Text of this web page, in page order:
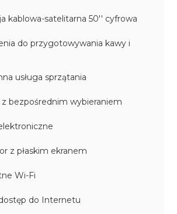
kablowa-satelitarna 50'' cyfrowa
do przygotowywania kawy i
usługa sprzątania
z bezpośrednim wybieraniem
z płaskim ekranem
Wi-Fi
do Internetu